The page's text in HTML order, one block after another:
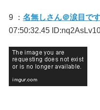
9 ： 名無しさん＠涙目です
07:50:32.45